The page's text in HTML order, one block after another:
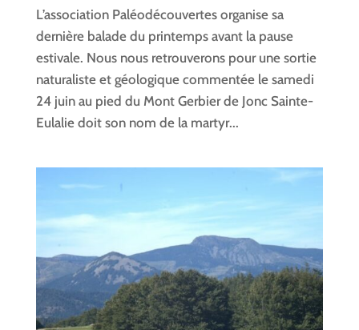
L’association Paléodécouvertes organise sa
dernière balade du printemps avant la pause
estivale. Nous nous retrouverons pour une sortie
naturaliste et géologique commentée le samedi
24 juin au pied du Mont Gerbier de Jonc Sainte-
Eulalie doit son nom de la martyr...